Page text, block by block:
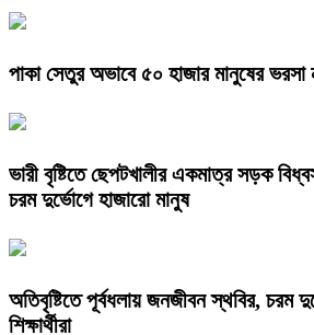
পাকা সেতুর অভাবে ৫০ হাজার মানুষের
ভারী বৃষ্টিতে ছেপটখালীর একমাত্র সড়ক
চরম দুর্ভোগে হাজারো মানুষ
অতিবৃষ্টিতে পূর্বধলায় জনজীবন স্থবির, চরম
শিক্ষার্থীরা